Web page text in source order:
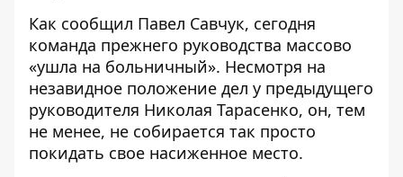
Как сообщил Павел Савчук, сегодня
команда прежнего руководства массово
«ушла на больничный». Несмотря на
незавидное положение дел у предыдущего
руководителя Николая Тарасенко, он, тем
не менее, не собирается так просто
покидать свое насиженное место.